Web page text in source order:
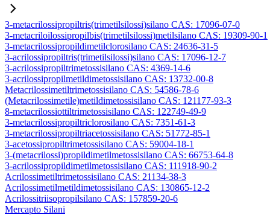
3-metacrilossipropiltris(trimetilsilossi)silano CAS: 17096-07-0
3-metacriloilossipropilbis(trimetilsilossi)metilsilano CAS: 19309-90-1
3-metacrilossipropildimetilclorosilano CAS: 24636-31-5
3-acrilossipropiltris(trimetilsilossi)silano CAS: 17096-12-7
3-acrilossipropiltrimetossisilano CAS: 4369-14-6
3-acrilossipropilmetildimetossisilano CAS: 13732-00-8
Metacrilossimetiltrimetossisilano CAS: 54586-78-6
(Metacrilossimetile)metildimetossisilano CAS: 121177-93-3
8-metacrilossiottiltrimetossisilano CAS: 122749-49-9
3-metacrilossipropiltriclorosilano CAS: 7351-61-3
3-metacrilossipropiltriacetossisilano CAS: 51772-85-1
3-acetossipropiltrimetossisilano CAS: 59004-18-1
3-(metacrilossi)propildimetilmetossisilano CAS: 66753-64-8
3-acrilossipropildimetilmetossisilano CAS: 111918-90-2
Acrilossimetiltrimetossisilano CAS: 21134-38-3
Acrilossimetilmetildimetossisilano CAS: 130865-12-2
Acrilossitriisopropilsilano CAS: 157859-20-6
Mercapto Silani